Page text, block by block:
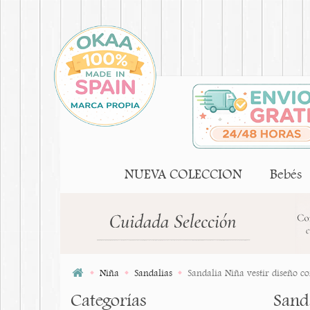
NUEVA COLECCION Bebés
Niña Sandalias Sandalia Niña vestir diseño
Categorías